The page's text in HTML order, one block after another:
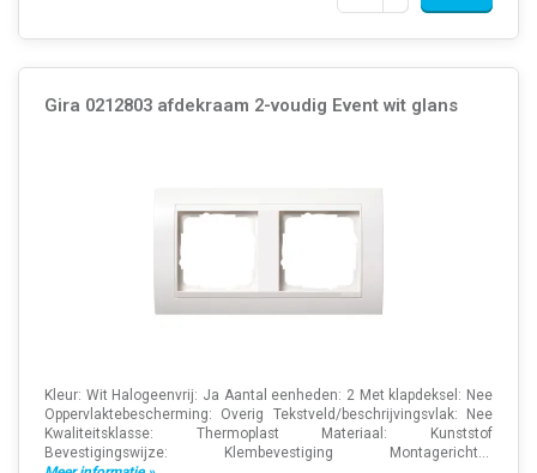
Gira 0212803 afdekraam 2-voudig Event wit glans
Kleur: Wit Halogeenvrij: Ja Aantal eenheden: 2 Met klapdeksel: Nee
Oppervlaktebescherming: Overig Tekstveld/beschrijvingsvlak: Nee
Kwaliteitsklasse: Thermoplast Materiaal: Kunststof
Bevestigingswijze: Klembevestiging Montagericht...